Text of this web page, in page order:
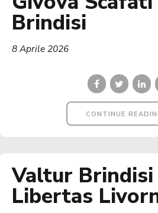
Brindisi
8 Aprile 2026
CONTINUE
Valtur Brindisi
Libertas